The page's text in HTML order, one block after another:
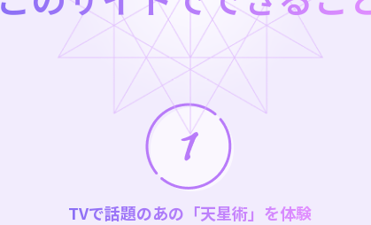
TVで話題のあの「天星術」を体験